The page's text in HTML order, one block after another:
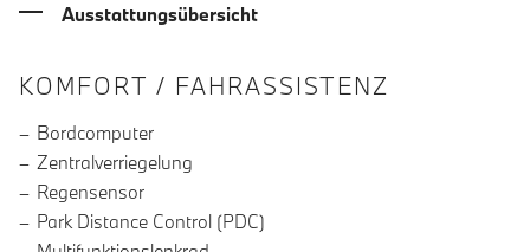
Ausstattungsübersicht
INFORMATIONEN ÜBER DIE
KOMFORT / FAHRASSISTENZ
Bordcomputer
Zentralverriegelung
Regensensor
Park Distance Control (PDC)